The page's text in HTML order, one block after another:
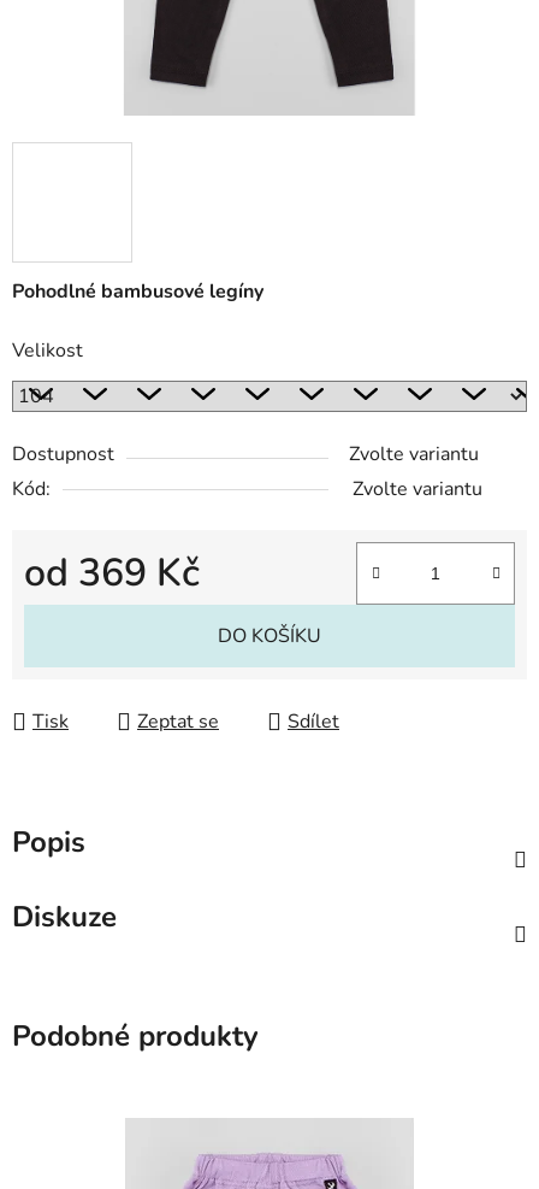
Pohodlné bambusové legíny
Velikost
Dostupnost
Zvolte variantu
Kód:
Zvolte variantu
od 369 Kč
Měrná cena:
DO KOŠÍKU
Tisk Zeptat se Sdílet
Popis
Diskuze
Podobné produkty